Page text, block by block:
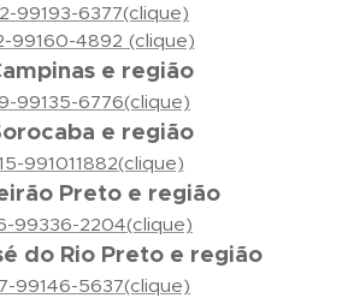
99193-6377(clique)
99160-4892 (clique)
e região
99135-6776(clique)
e região
991011882(clique)
Preto e região
99336-2204(clique)
do Rio Preto e região
99146-5637(clique)